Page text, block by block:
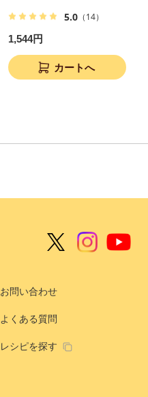
5.0 （14）
1,544円
カートへ
お問い合わせ
よくある質問
レシピを探す